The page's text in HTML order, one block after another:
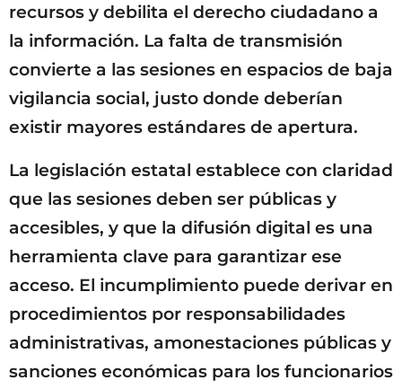
recursos y debilita el derecho ciudadano a
la información. La falta de transmisión
convierte a las sesiones en espacios de baja
vigilancia social, justo donde deberían
existir mayores estándares de apertura.
La legislación estatal establece con claridad
que las sesiones deben ser públicas y
accesibles, y que la difusión digital es una
herramienta clave para garantizar ese
acceso. El incumplimiento puede derivar en
procedimientos por responsabilidades
administrativas, amonestaciones públicas y
sanciones económicas para los funcionarios